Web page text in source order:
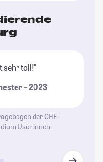
sehr toll!"
– 2023
der CHE-
User:innen-